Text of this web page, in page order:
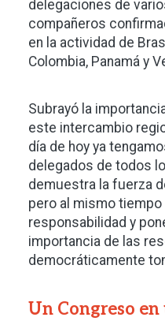
delegaciones de
compañeros
en la actividad de
Colombia, Panamá y
Subrayó la
este intercambio
día de hoy ya
delegados de todos
demuestra la fuerza
pero al mismo tiempo
responsabilidad y
importancia de las
democráticamente
Un Congreso